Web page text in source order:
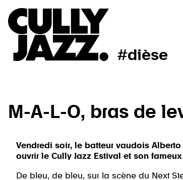
#dièse
M-A-L-O, bras de
Vendredi soir, le batteur vaudois
ouvrir le Cully Jazz Estival et son
De bleu, de bleu, sur la scène du Next